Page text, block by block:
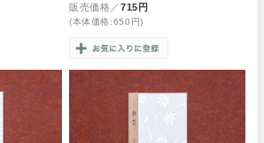
販売価格／715円
(本体価格:650円)